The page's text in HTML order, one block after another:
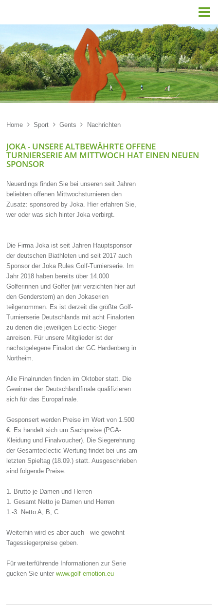

Home  Sport  Gents  Nachrichten
JOKA - UNSERE ALTBEWÄHRTE OFFENE
TURNIERSERIE AM MITTWOCH HAT EINEN NEUEN
SPONSOR
Neuerdings finden Sie bei unseren seit Jahren
beliebten offenen Mittwochsturnieren den
Zusatz: sponsored by Joka. Hier erfahren Sie,
wer oder was sich hinter Joka verbirgt.
Die Firma Joka ist seit Jahren Hauptsponsor
der deutschen Biathleten und seit 2017 auch
Sponsor der Joka Rules Golf-Turnierserie. Im
Jahr 2018 haben bereits über 14.000
Golferinnen und Golfer (wir verzichten hier auf
den Genderstern) an den Jokaserien
teilgenommen. Es ist derzeit die größte Golf-
Turnierserie Deutschlands mit acht Finalorten
zu denen die jeweiligen Eclectic-Sieger
anreisen. Für unsere Mitglieder ist der
nächstgelegene Finalort der GC Hardenberg in
Northeim.
Alle Finalrunden finden im Oktober statt. Die
Gewinner der Deutschlandfinale qualifizieren
sich für das Europafinale.
Gesponsert werden Preise im Wert von 1.500
€. Es handelt sich um Sachpreise (PGA-
Kleidung und Finalvoucher). Die Siegerehrung
der Gesamteclectic Wertung findet bei uns am
letzten Spieltag (18.09.) statt. Ausgeschrieben
sind folgende Preise:
1. Brutto je Damen und Herren
1. Gesamt Netto je Damen und Herren
1.-3. Netto A, B, C
Weiterhin wird es aber auch - wie gewohnt -
Tagessiegerpreise geben.
Für weiterführende Informationen zur Serie
gucken Sie unterwww.golf-emotion.eu